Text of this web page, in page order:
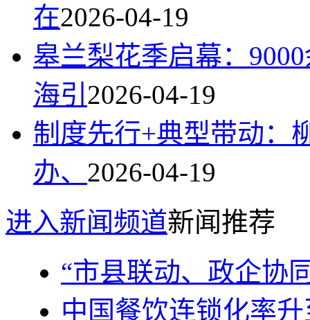
在2026-04-19
皋兰梨花季启幕：
海引 2026-04-19
制度先行+典型带动：
办、 2026-04-19
进入新闻频道新闻推荐
“市县联动、政企协
中国餐饮连锁化率